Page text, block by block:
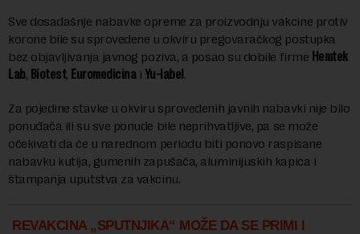
Sve dosadašnje nabavke opreme za proizvodnju vakcine protiv
korone bile su sprovedene u okviru pregovaračkog postupka
bez objavljivanja javnog poziva, a posao su dobile firme Hemtek
Lab, Biotest, Euromedicinai Yu-label .
Za pojedine stavke u okviru sprovedenih javnih nabavki nije bilo
ponuđača ili su sve ponude bile neprihvatljive, pa se može
očekivati da će u narednom periodu biti ponovo raspisane
nabavku kutija, gumenih zapušača, aluminijuskih kapica i
štampanja uputstva za vakcinu.
REVAKCINA „SPUTNJIKA“ MOŽE DA SE PRIMI I